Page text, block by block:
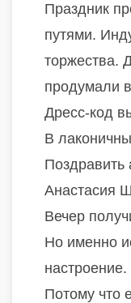
Праздник
путями.
торжества.
продумали
Дресс-код
В
Поздравить
Анастасия
Вечер
Но именно
настроение.
Потому что